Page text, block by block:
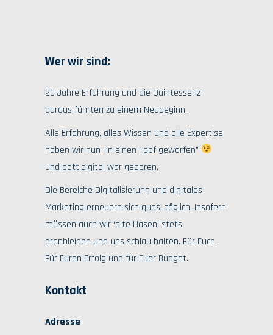
Wer wir sind:
20 Jahre Erfahrung und die Quintessenz
daraus führten zu einem Neubeginn.
Alle Erfahrung, alles Wissen und alle Expertise
haben wir nun “in einen Topf geworfen”
und pott.digital war geboren.
Die Bereiche Digitalisierung und digitales
Marketing erneuern sich quasi täglich. Insofern
müssen auch wir ‘alte Hasen’ stets
dranbleiben und uns schlau halten. Für Euch.
Für Euren Erfolg und für Euer Budget.
Kontakt
Adresse